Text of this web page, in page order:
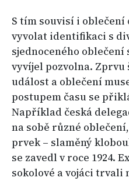
S tím souvisí i
vyvolat identifikaci s
sjednoceného oblečení
vyvíjel pozvolna. Zprvu
událost a oblečení
postupem času se
Například česká
na sobě různé
prvek – slaměný
se zavedl v roce 1924.
sokolové a vojáci trvali